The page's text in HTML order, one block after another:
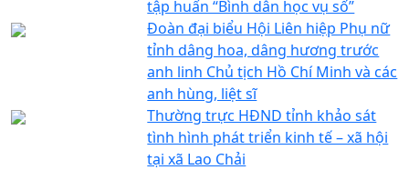
tập huấn “Bình dân học vụ số”
Đoàn đại biểu Hội Liên hiệp Phụ nữ
tỉnh dâng hoa, dâng hương trước
anh linh Chủ tịch Hồ Chí Minh và các
anh hùng, liệt sĩ
Thường trực HĐND tỉnh khảo sát
tình hình phát triển kinh tế – xã hội
tại xã Lao Chải